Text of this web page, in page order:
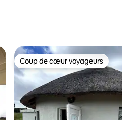
Coup de cœur voyageurs
Coup de cœur voyageurs